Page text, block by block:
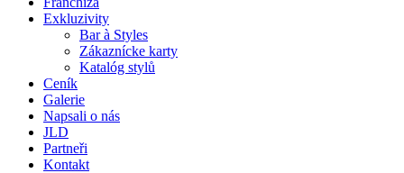
Exkluzivity
Bar à Styles
Zákaznícke karty
Katalóg stylů
Ceník
Galerie
Napsali o nás
JLD
Partneři
Kontakt